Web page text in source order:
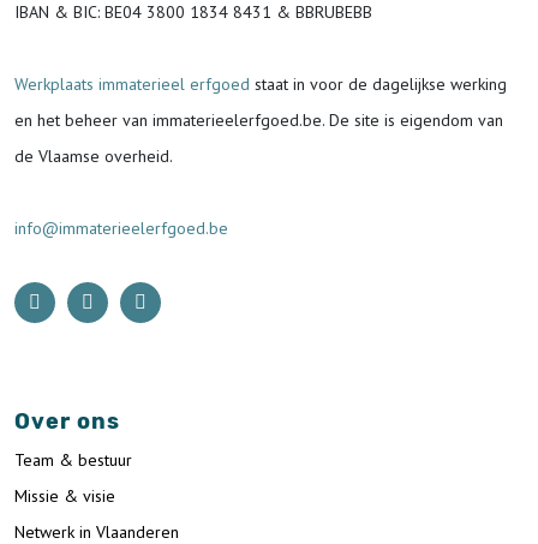
IBAN & BIC: BE04 3800 1834 8431 & BBRUBEBB
Werkplaats immaterieel erfgoed staat in voor de dagelijkse werking
en het beheer van immaterieelerfgoed.be. De site is eigendom van
de Vlaamse overheid.
info@immaterieelerfgoed.be
Over ons
Team & bestuur
Missie & visie
Netwerk in Vlaanderen